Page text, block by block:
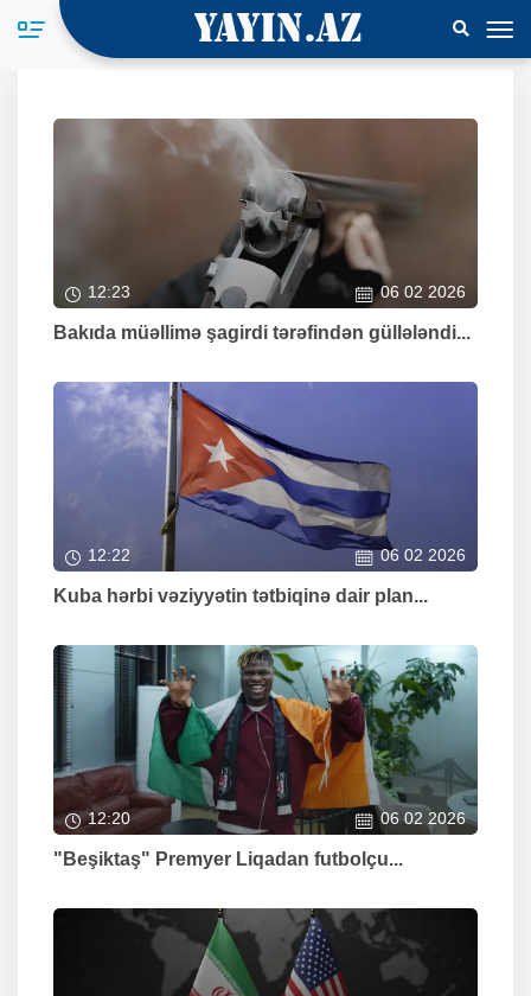
12:23 06 02 2026
Bakıda müəllimə şagirdi tərəfindən güllələndi...
12:22 06 02 2026
Kuba hərbi vəziyyətin tətbiqinə dair plan...
12:20 06 02 2026
"Beşiktaş" Premyer Liqadan futbolçu...